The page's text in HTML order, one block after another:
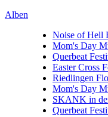
Alben
Noise of Hell
Mom's Day
Querbeat
Easter Cross
Riedlingen
Mom's Day
SKANK in
Querbeat